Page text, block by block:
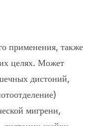
применения, также
целях. Может
дистоний,
мигрени,